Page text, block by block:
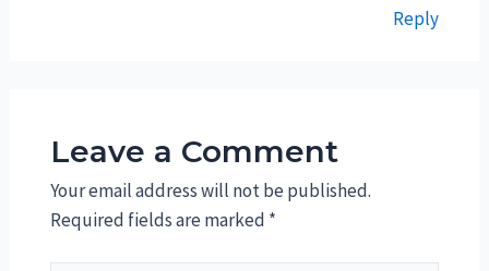
Reply
Leave a Comment
Your email address will not be published.
Required fields are marked *